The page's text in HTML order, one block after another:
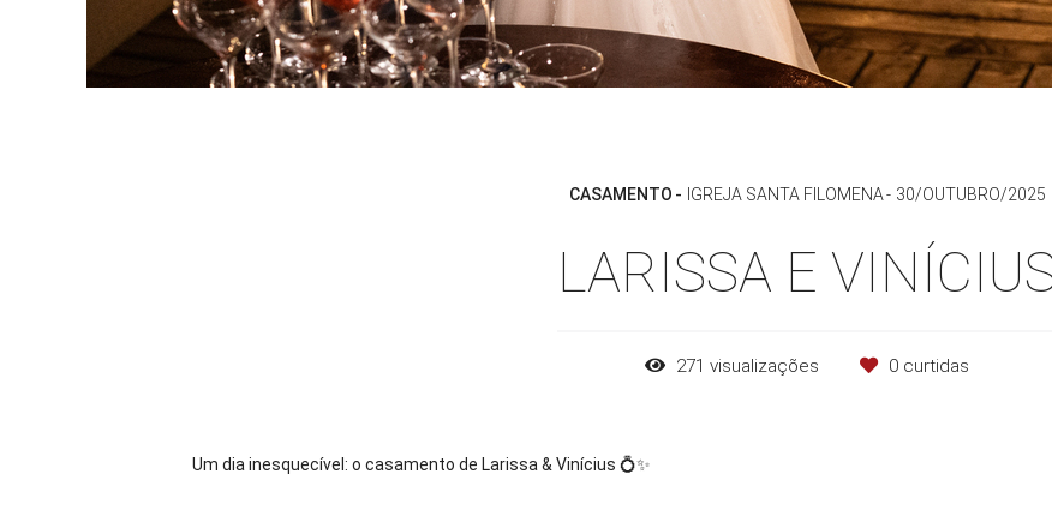
CASAMENTO IGREJA SANTA FILOMENA 30/OUTUBRO/2025
LARISSA E
271 visualizações 0 curtidas
Um dia inesquecível: o casamento de Larissa & Vinícius 💍✨